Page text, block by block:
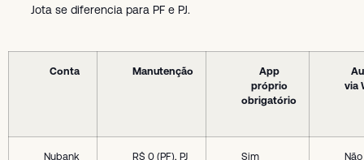
Jota se diferencia para PF e PJ.
Conta Manutenção
App
próprio
obrigatório
via
Nubank R$ 0 (PF), PJ Sim Não